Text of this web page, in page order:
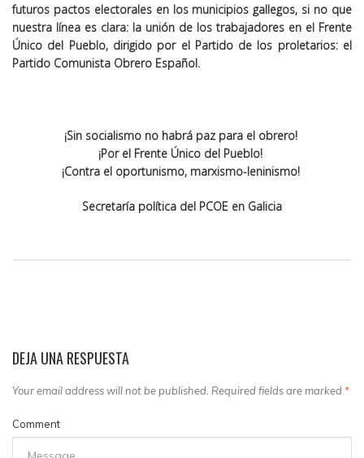
futuros pactos electorales en los municipios gallegos, si no que
nuestra línea es clara: la unión de los trabajadores en el Frente
Único del Pueblo, dirigido por el Partido de los proletarios: el
Partido Comunista Obrero Español.
¡Sin socialismo no habrá paz para el obrero!
¡Por el Frente Único del Pueblo!
¡Contra el oportunismo, marxismo-leninismo!
Secretaría política del PCOE en Galicia
DEJA UNA RESPUESTA
Your email address will not be published. Required fields are marked *
Comment